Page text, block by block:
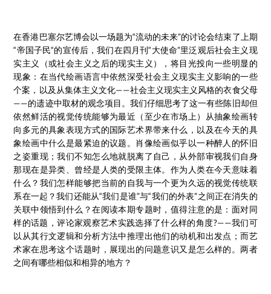
在香港巴塞尔艺博会以一场题为“流动的未来”的讨论会结束了上期
“帝国子民“的宣传后，我们在四月刊“大使命”里泛观后社会主义现
实主义（或社会主义之后的现实主义），将目光投向一些明显的
现象：在当代绘画语言中依然深受社会主义现实主义影响的一些
个案，以及从集体主义文化——社会主义现实主义风格的衣食父母
——的遗迹中取材的观念项目。我们仔细思考了这一有些陈旧却但
依然鲜活的视觉传统能够为最近（至少在市场上）从抽象绘画转
向多元的具象表现方式的国际艺术界带来什么，以及在今天的具
象绘画中什么是最紧迫的议题。肖像绘画似乎以一种醉人的怀旧
之姿重现；我们不知怎么地就脱离了自己，从外部审视我们自身
那现在是异类、曾经是人类的受限主体。作为人类在今天意味着
什么？我们怎样能够把当前的自我与一个更为久远的视觉传统联
系在一起？我们还能从“我们是谁”与“我们的外表”之间正在消失的
关联中领悟到什么？在阅读本期专题时，值得注意的是：面对同
样的话题，评论家观察艺术实践选择了什么样的角度?——我们可
以从其行文逻辑和分析方法中推理出他们的动机和出发点；而艺
术家在思考这个话题时，展现出的问题意识又是怎么样的。两者
之间有哪些相似和相异的地方？